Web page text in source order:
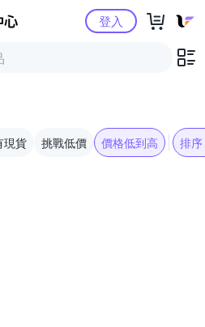
Yahoo購物中心登入
現貨 挑戰低價 價格低到高 排序